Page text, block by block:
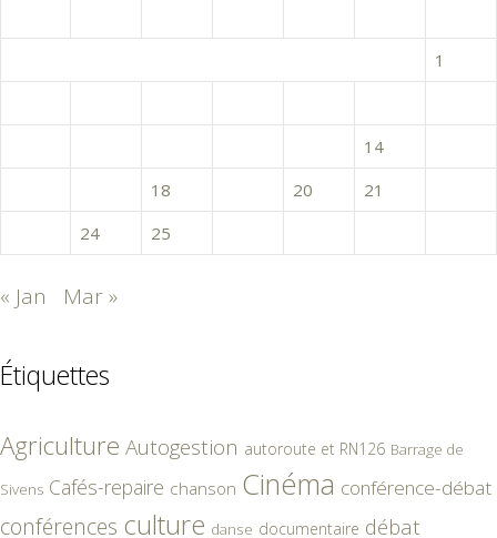
1
14
18 20 21
24 25
« Jan Mar »
Étiquettes
Agriculture Autogestion autoroute et RN126 Barrage de
Sivens Cafés-repaire chanson Cinéma conférence-débat
conférences culture danse documentaire débat